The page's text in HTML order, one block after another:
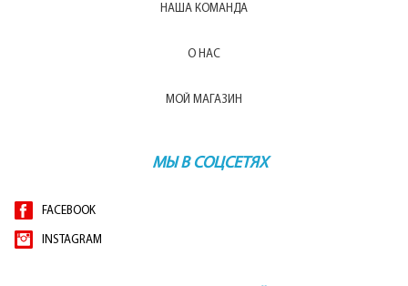
НАША КОМАНДА
О НАС
МОЙ МАГАЗИН
МЫ В СОЦСЕТЯХ
FACEBOOK
INSTAGRAM